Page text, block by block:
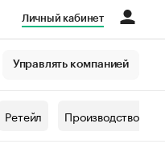
Личный кабинет
Управлять компанией
Ретейл Производство